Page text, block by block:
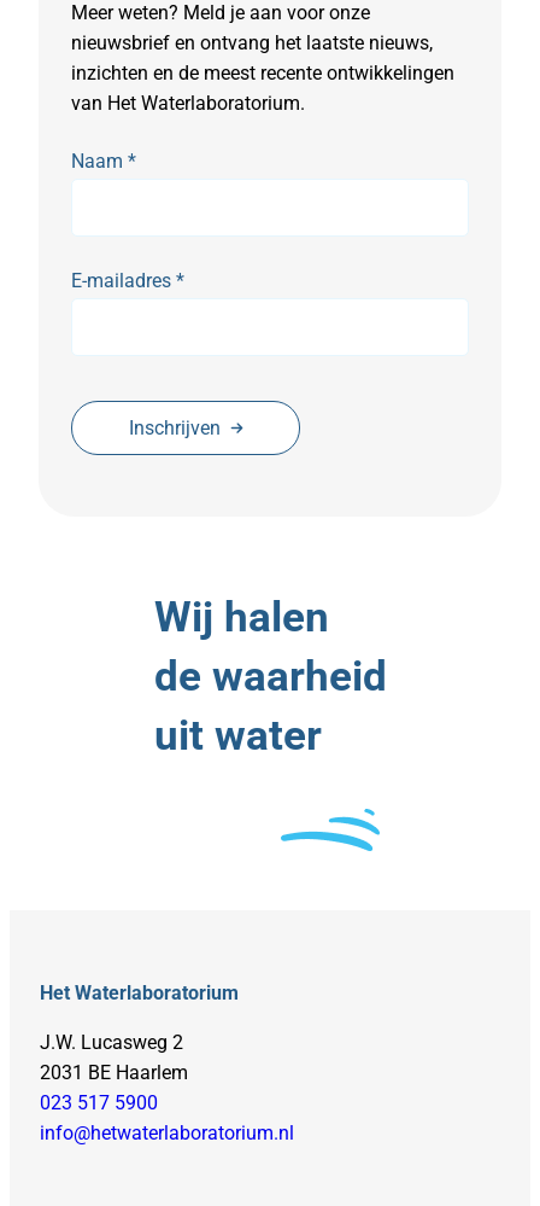
Meer weten? Meld je aan voor onze
nieuwsbrief en ontvang het laatste nieuws,
inzichten en de meest recente ontwikkelingen
van Het Waterlaboratorium.
Naam *
E-mailadres *
Inschrijven
Wij halen
de waarheid
uit water
Het Waterlaboratorium
J.W. Lucasweg 2
2031 BE Haarlem
023 517 5900
info@hetwaterlaboratorium.nl